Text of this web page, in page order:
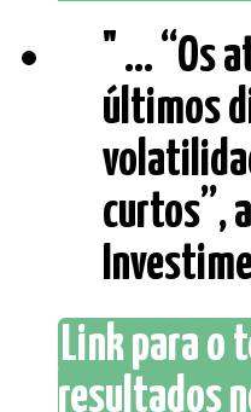
" ... “Os
últimos
curtos”,
Link para o
resultados